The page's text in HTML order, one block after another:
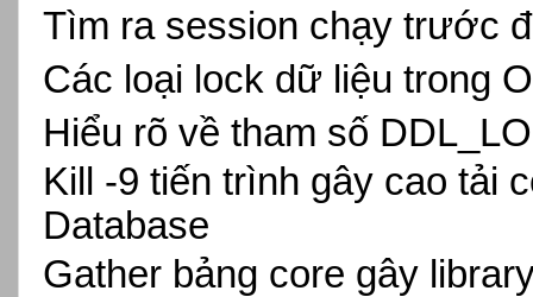
Tìm ra session chạy trước
Các loại lock dữ liệu trong
Hiểu rõ về tham số
Kill -9 tiến trình gây cao tải
Database
Gather bảng core gây